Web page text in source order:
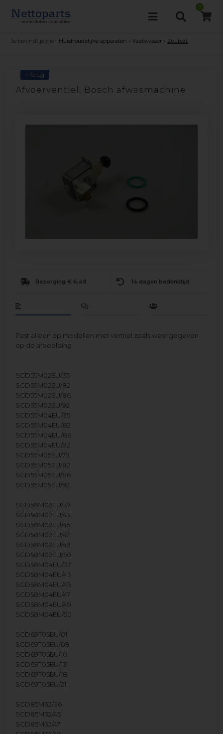
0
Je bevindt je hier: Huishoudelijke apparaten »Vaatwasser Zoutvat
« Terug
Afvoerventiel, Bosch afwasmachine
Bezorging € 6,49 14 dagen bedenktijd
Past alleen op modellen met ventiel zoals weergegeven
op de afbeelding.
SGD55M02EU/35
SGD55M02EU/82
SGD55M02EU/86
SGD55M02EU/92
SGD55M04EU/35
SGD55M04EU/82
SGD55M04EU/86
SGD55M04EU/92
SGD55M05EU/79
SGD55M05EU/82
SGD55M05EU/86
SGD55M05EU/92
SGD58M02EU/37
SGD58M02EU/43
SGD58M02EU/45
SGD58M02EU/47
SGD58M02EU/49
SGD58M02EU/50
SGD58M04EU/37
SGD58M04EU/43
SGD58M04EU/45
SGD58M04EU/47
SGD58M04EU/49
SGD58M04EU/50
SGD69T05EU/01
SGD69T05EU/09
SGD69T05EU/10
SGD69T05EU/13
SGD69T05EU/18
SGD69T05EU/21
SGD85M32/36
SGD85M32/45
SGD85M32/47